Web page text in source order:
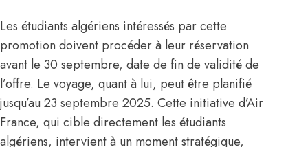
Les étudiants algériens intéressés par cette
promotion doivent procéder à leur réservation
avant le 30 septembre, date de fin de validité de
l’offre. Le voyage, quant à lui, peut être planifié
jusqu’au 23 septembre 2025. Cette initiative d’Air
France, qui cible directement les étudiants
algériens, intervient à un moment stratégique,